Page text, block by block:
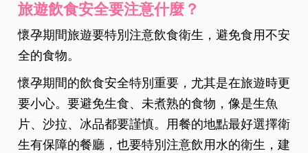
旅遊飲食安全要注意什麼？
懷孕期間旅遊要特別注意飲食衛生，避免食用不安
全的食物。
懷孕期間的飲食安全特別重要，尤其是在旅遊時更
要小心。要避免生食、未煮熟的食物，像是生魚
片、沙拉、冰品都要謹慎。用餐的地點最好選擇衛
生有保障的餐廳，也要特別注意飲用水的衛生，建